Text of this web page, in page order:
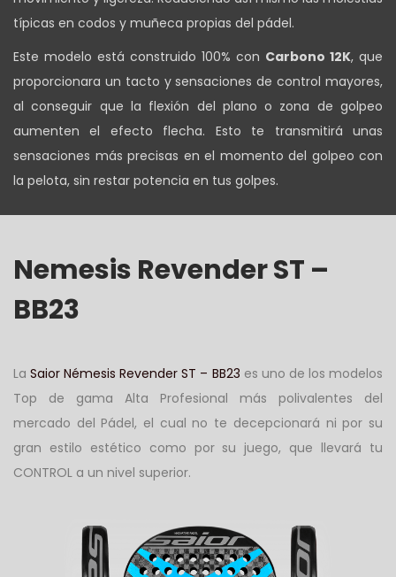
típicas en codos y muñeca propias del pádel.
Este modelo está construido 100% con Carbono 12K, que
proporcionara un tacto y sensaciones de control mayores,
al conseguir que la flexión del plano o zona de golpeo
aumenten el efecto flecha. Esto te transmitirá unas
sensaciones más precisas en el momento del golpeo con
la pelota, sin restar potencia en tus golpes.
Nemesis Revender ST –
BB23
LaSaior Némesis Revender ST – BB23 es uno de los modelos
Top de gama Alta Profesional más polivalentes del
mercado del Pádel, el cual no te decepcionará ni por su
gran estilo estético como por su juego, que llevará tu
CONTROL a un nivel superior.